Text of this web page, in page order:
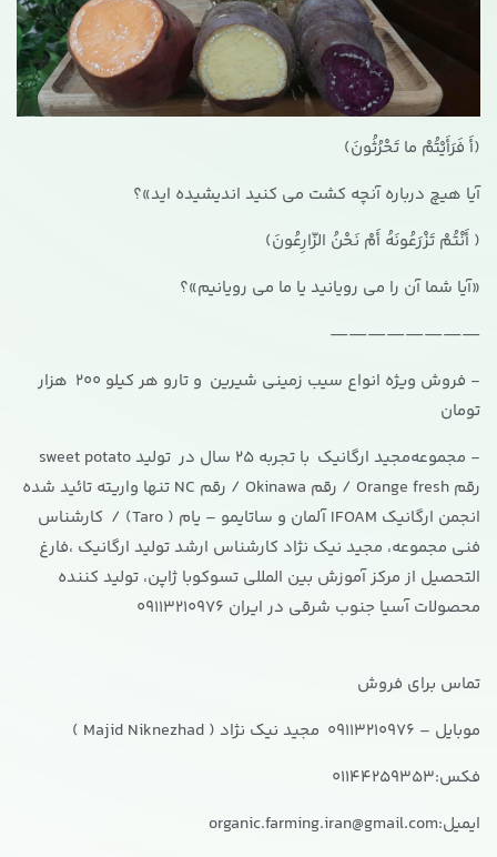
(أَ فَرَأَیْتُمْ ما تَحْرُثُونَ)
آیا هیچ درباره آنچه کشت مى کنید اندیشیده اید»؟
( أَنْتُمْ تَزْرَعُونَهُ أَمْ نَحْنُ الزّارِعُونَ)
«آیا شما آن را مى رویانید یا ما مى رویانیم»؟
————————
- فروش ویژه انواع سیب زمینی شیرین و تارو هر کیلو 200 هزار
تومان
- مجموعه‌مجید ارگانیک با تجربه 25 سال در تولید sweet potato
رقم Orange fresh / رقم Okinawa / رقم NC تنها واریته تائید شده
انجمن ارگانیک IFOAM آلمان و ساتایمو – یام ( Taro) / کارشناس
فنی مجموعه، مجید نیک نژاد کارشناس ارشد تولید ارگانیک ،فارغ
التحصیل از مرکز آموزش بین المللی تسوکوبا ژاپن، تولید کننده
محصولات آسیا جنوب شرقی در ایران 09113210976
تماس برای فروش
موبایل – 09113210976 مجید نیک نژاد ( Majid Niknezhad )
فکس:01144259353
ایمیل:organic.farming.iran@gmail.com